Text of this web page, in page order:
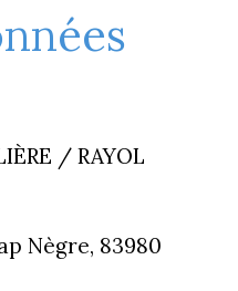
/ RAYOL
Nègre, 83980